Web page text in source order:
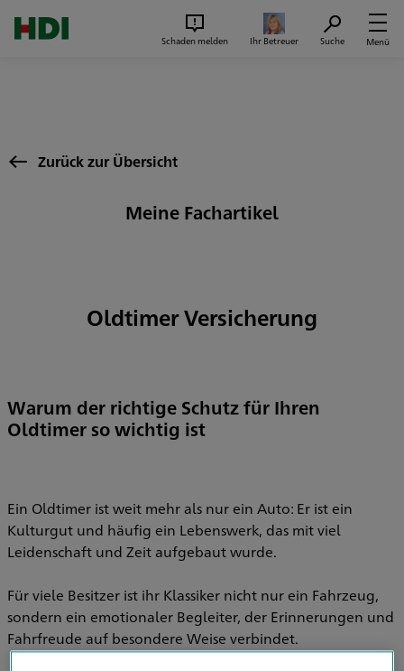
Schaden melden Ihr Betreuer Suche Menü
Zurück zur Übersicht
Meine Fachartikel
Oldtimer Versicherung
Warum der richtige Schutz für Ihren
Oldtimer so wichtig ist
Ein Oldtimer ist weit mehr als nur ein Auto: Er ist ein
Kulturgut und häufig ein Lebenswerk, das mit viel
Leidenschaft und Zeit aufgebaut wurde.
Für viele Besitzer ist ihr Klassiker nicht nur ein Fahrzeug,
sondern ein emotionaler Begleiter, der Erinnerungen und
Fahrfreude auf besondere Weise verbindet.